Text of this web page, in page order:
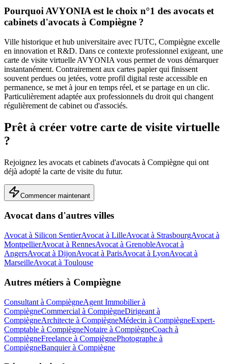
Pourquoi AVYONIA est le choix n°1 des avocats et
cabinets d'avocats à Compiègne ?
Ville historique et hub universitaire avec l'UTC, Compiègne excelle
en innovation et R&D. Dans ce contexte professionnel exigeant, une
carte de visite virtuelle AVYONIA vous permet de vous démarquer
instantanément. Contrairement aux cartes papier qui finissent
souvent perdues ou jetées, votre profil digital reste accessible en
permanence, se met à jour en temps réel, et se partage en un clic.
Particulièrement adaptée aux professionnels du droit qui changent
régulièrement de cabinet ou d'associés.
Prêt à créer votre carte de visite virtuelle
?
Rejoignez les avocats et cabinets d'avocats à Compiègne qui ont
déjà adopté la carte de visite du futur.
Commencer maintenant
Avocatdans d'autres villes
Avocat à Silicon SentierAvocat à LilleAvocat à StrasbourgAvocat à
MontpellierAvocat à RennesAvocat à GrenobleAvocat à
AngersAvocat à DijonAvocat à ParisAvocat à LyonAvocat à
MarseilleAvocat à Toulouse
Autres métiers à Compiègne
Consultant à CompiègneAgent Immobilierà
CompiègneCommercial à CompiègneDirigeant à
CompiègneArchitecte à CompiègneMédecin à CompiègneExpert-
Comptable à CompiègneNotaire à CompiègneCoach à
CompiègneFreelance à CompiègnePhotographe à
CompiègneBanquierà Compiègne